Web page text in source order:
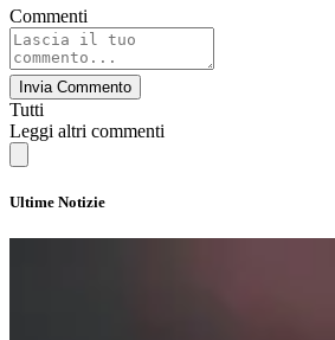
Commenti
Invia Commento
Tutti
Leggi altri commenti
Ultime Notizie